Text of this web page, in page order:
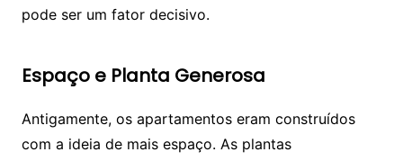
pode ser um fator decisivo.
Espaço e Planta Generosa
Antigamente, os apartamentos eram construídos
com a ideia de mais espaço. As plantas